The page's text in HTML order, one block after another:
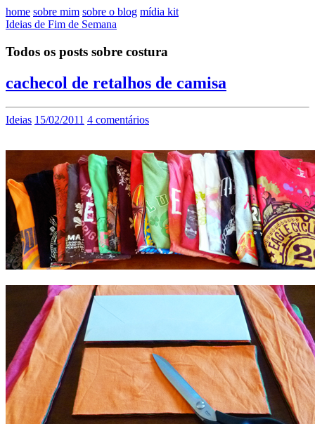
home sobre mim sobre o blog mídia kit
Ideias de Fim de Semana
Todos os posts sobre costura
cachecol de retalhos de camisa
Ideias 15/02/2011 4 comentários